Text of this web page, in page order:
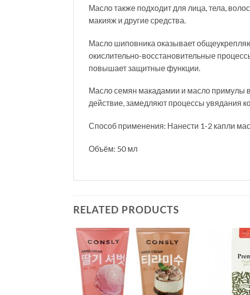
Масло также подходит для лица, тела,
макияж и другие средства.
Масло шиповника оказывает
окислительно-восстановительные
повышает защитные функции.
Масло семян макадамии и масло
действие, замедляют процессы увядания
Способ применения: Нанести 1-2 капли
Объём: 50 мл
RELATED PRODUCTS